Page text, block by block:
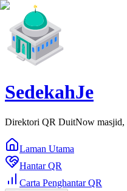
SedekahJe
Direktori QR DuitNow masjid,
Laman Utama
Hantar QR
Carta Penghantar QR